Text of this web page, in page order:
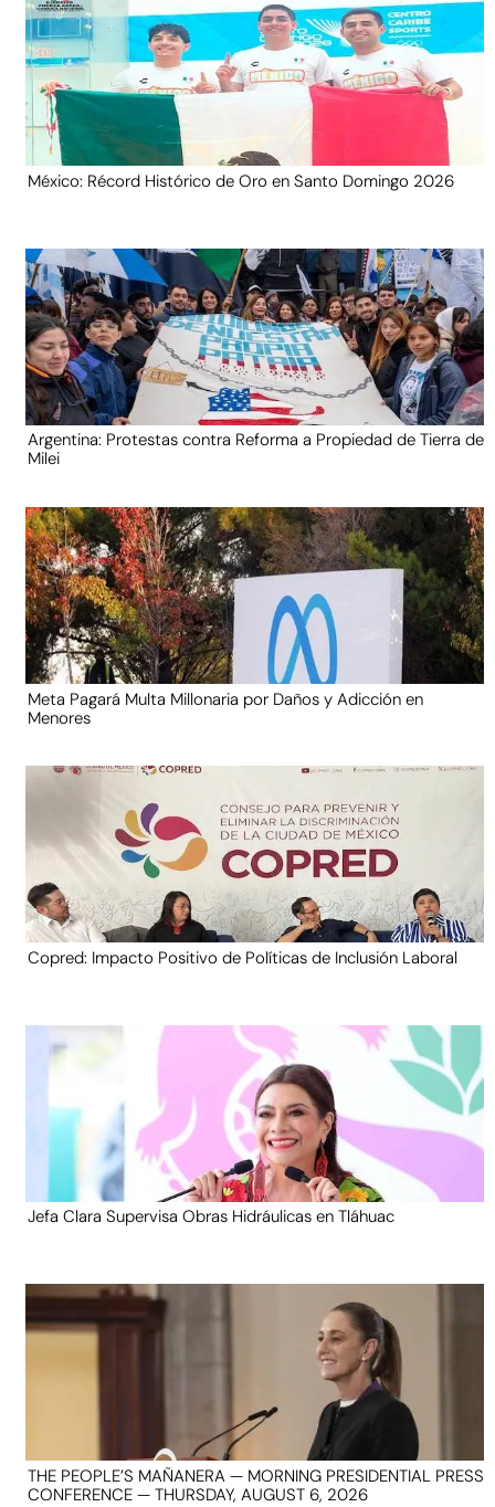
México: Récord Histórico de Oro en Santo Domingo 2026
Argentina: Protestas contra Reforma a Propiedad de Tierra de
Milei
Meta Pagará Multa Millonaria por Daños y Adicción en
Menores
Copred: Impacto Positivo de Políticas de Inclusión Laboral
Jefa Clara Supervisa Obras Hidráulicas en Tláhuac
THE PEOPLE’S MAÑANERA — MORNING PRESIDENTIAL PRESS
CONFERENCE — THURSDAY, AUGUST 6, 2026